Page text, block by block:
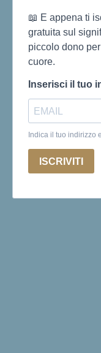
📖 E appena ti
gratuita sul
piccolo dono
cuore.
Inserisci il tuo
Indica il tuo indirizzo
ISCRIVITI